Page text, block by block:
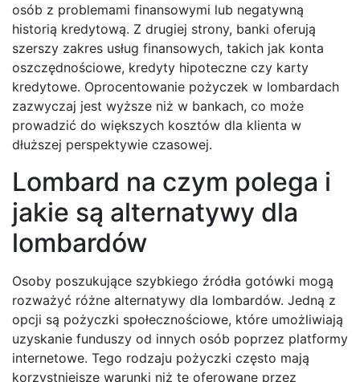
osób z problemami finansowymi lub negatywną
historią kredytową. Z drugiej strony, banki oferują
szerszy zakres usług finansowych, takich jak konta
oszczędnościowe, kredyty hipoteczne czy karty
kredytowe. Oprocentowanie pożyczek w lombardach
zazwyczaj jest wyższe niż w bankach, co może
prowadzić do większych kosztów dla klienta w
dłuższej perspektywie czasowej.
Lombard na czym polega i
jakie są alternatywy dla
lombardów
Osoby poszukujące szybkiego źródła gotówki mogą
rozważyć różne alternatywy dla lombardów. Jedną z
opcji są pożyczki społecznościowe, które umożliwiają
uzyskanie funduszy od innych osób poprzez platformy
internetowe. Tego rodzaju pożyczki często mają
korzystniejsze warunki niż te oferowane przez